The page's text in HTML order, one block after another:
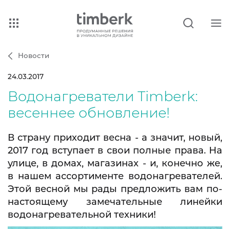
Новости
24.03.2017
Водонагреватели Timberk:
весеннее обновление!
В страну приходит весна - а значит, новый,
2017 год вступает в свои полные права. На
улице, в домах, магазинах - и, конечно же,
в нашем ассортименте водонагревателей.
Этой весной мы рады предложить вам по-
настоящему замечательные линейки
водонагревательной техники!